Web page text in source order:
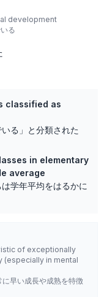
development
る
classified as
る」と分類された
in elementary
average
学年平均をはるかに
of exceptionally
(especially in mental
早い成長や成熟を特徴